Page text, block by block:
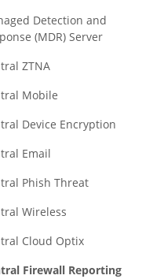
Detection and
(MDR) Server
ZTNA
Mobile
Device Encryption
Email
Phish Threat
Wireless
Cloud Optix
Firewall Reporting